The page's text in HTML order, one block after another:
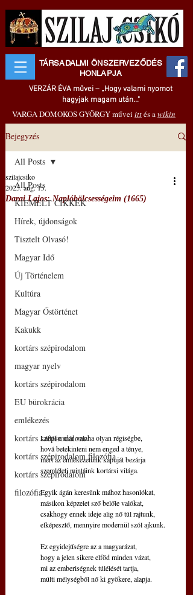
TÁRSADALMI ÖNSZERVEZŐDÉS
HONLAPJA
VERZÁR ÉVA művei – „Hogy valami nyomot
hagyjak magam után..."
VARGA DOMOKOS GYÖRGY művei ittés awikin
Bejegyzés
All Posts
KIEMELT CIKKEK
Hírek, újdonságok
Tisztelt Olvasó!
Magyar Idő
Új Történelem
Kultúra
Magyar Őstörténet
Kakukk
kortárs szépirodalom
magyar nyelv
kortárs szépirodalom
EU bürokrácia
emlékezés
kortárs szépirodalom
kortárs szépirodalom filozófia
kortárs szépirodalom
filozófia
All Posts
Darai Lajos: Naplóbölcsességeim (1665)
szilajcsiko
2025. aug. 15.
Láttál-e már valaha olyan régiségbe,
hová betekinteni nem enged a ténye,
mert az emlékezetünk kapuját bezárja
szemléleti mintáink kortársi világa.
Egyik ágán keresünk mához hasonlókat,
másikon képzelet sző belőle valókat,
csakhogy ennek ideje alig nő túl rajtunk,
elképesztő, mennyire modernül szól ajkunk.
Ez egyidejűségre az a magyarázat,
hogy a jelen sikere elföd minden vázat,
mi az emberiségnek túlélését tartja,
múlti mélységből nő ki gyökere, alapja.